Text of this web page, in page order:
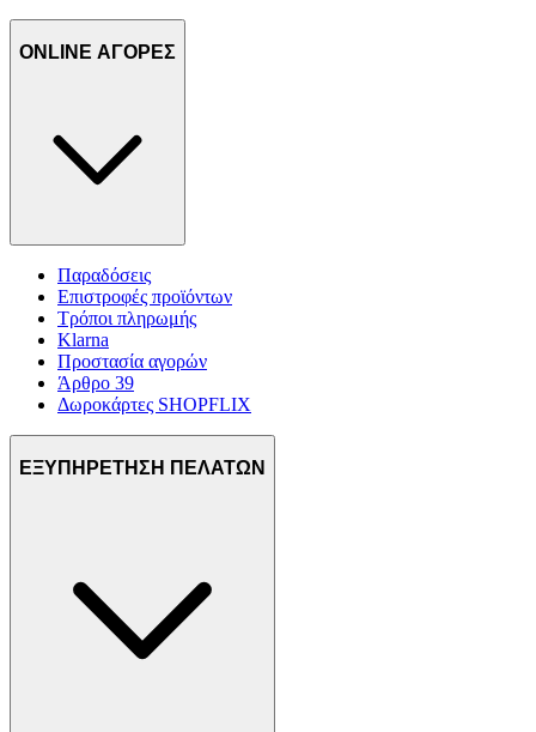
ONLINE ΑΓΟΡΕΣ
Παραδόσεις
Επιστροφές προϊόντων
Τρόποι πληρωμής
Klarna
Προστασία αγορών
Άρθρο 39
Δωροκάρτες SHOPFLIX
ΕΞΥΠΗΡΕΤΗΣΗ ΠΕΛΑΤΩΝ